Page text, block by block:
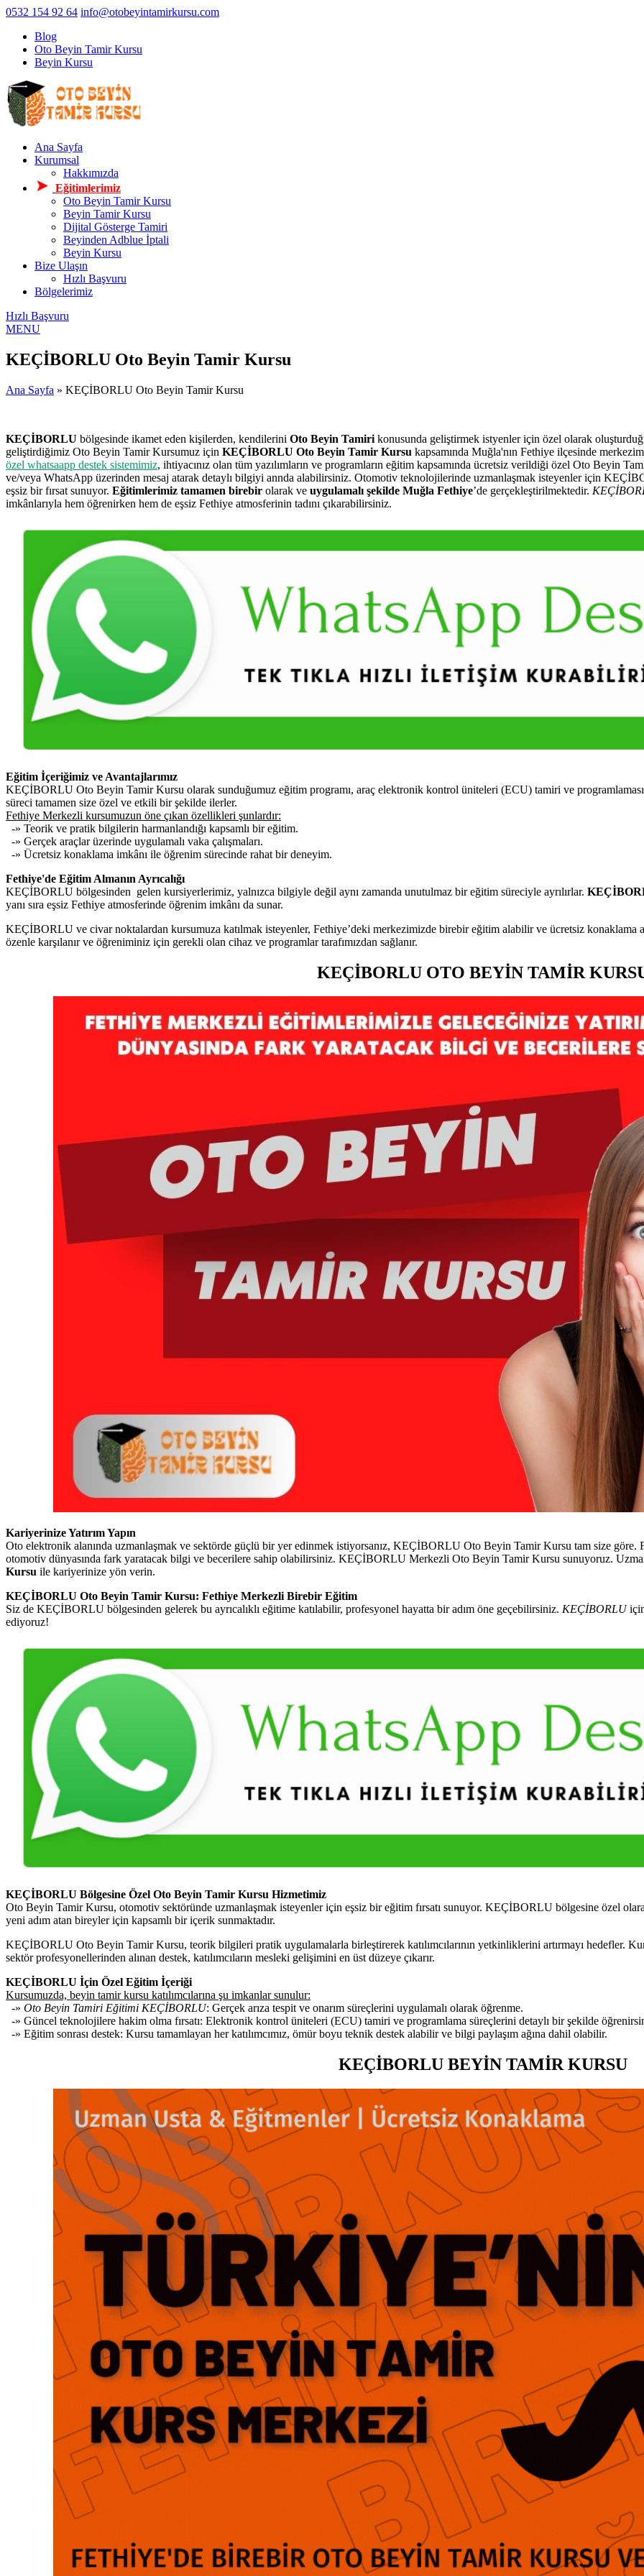
0532 154 92 64 info@otobeyintamirkursu.com
Blog
Oto Beyin Tamir Kursu
Beyin Kursu
Ana Sayfa
Kurumsal
Hakkımızda
Eğitimlerimiz
Oto Beyin Tamir Kursu
Beyin Tamir Kursu
Dijital Gösterge Tamiri
Beyinden Adblue İptali
Beyin Kursu
Bize Ulaşın
Hızlı Başvuru
Bölgelerimiz
Hızlı Başvuru
MENU
KEÇİBORLU Oto Beyin Tamir Kursu
Ana Sayfa » KEÇİBORLU Oto Beyin Tamir Kursu
KEÇİBORLU bölgesinde ikamet eden kişilerden, kendilerini Oto Beyin Tamiri konusunda geliştirmek istyenler için özel olarak
geliştirdiğimiz Oto Beyin Tamir Kursumuz için KEÇİBORLU Oto Beyin Tamir Kursu kapsamında Muğla'nın Fethiye ilçesinde
özel whatsaapp destek sistemimiz, ihtiyacınız olan tüm yazılımların ve programların eğitim kapsamında ücretsiz verildiği özel Oto Beyin
ve/veya WhatsApp üzerinden mesaj atarak detaylı bilgiyi annda alabilirsiniz. Otomotiv teknolojilerinde uzmanlaşmak isteyenler için
eşsiz bir fırsat sunuyor. Eğitimlerimiz tamamen birebir olarak ve uygulamalı şekilde Muğla Fethiye’de gerçekleştirilmektedir.
imkânlarıyla hem öğrenirken hem de eşsiz Fethiye atmosferinin tadını çıkarabilirsiniz.
Eğitim İçeriğimiz ve Avantajlarımız
KEÇİBORLU Oto Beyin Tamir Kursu olarak sunduğumuz eğitim programı, araç elektronik kontrol üniteleri (ECU) tamiri ve
süreci tamamen size özel ve etkili bir şekilde ilerler.
Fethiye Merkezli kursumuzun öne çıkan özellikleri şunlardır:
-» Teorik ve pratik bilgilerin harmanlandığı kapsamlı bir eğitim.
-» Gerçek araçlar üzerinde uygulamalı vaka çalışmaları.
-» Ücretsiz konaklama imkânı ile öğrenim sürecinde rahat bir deneyim.
Fethiye'de Eğitim Almanın Ayrıcalığı
KEÇİBORLU bölgesinden gelen kursiyerlerimiz, yalnızca bilgiyle değil aynı zamanda unutulmaz bir eğitim süreciyle ayrılırlar.
yanı sıra eşsiz Fethiye atmosferinde öğrenim imkânı da sunar.
KEÇİBORLU ve civar noktalardan kursumuza katılmak isteyenler, Fethiye’deki merkezimizde birebir eğitim alabilir ve ücretsiz konaklama
özenle karşılanır ve öğreniminiz için gerekli olan cihaz ve programlar tarafımızdan sağlanır.
KEÇİBORLU OTO BEYİN TAMİR
Kariyerinize Yatırım Yapın
Oto elektronik alanında uzmanlaşmak ve sektörde güçlü bir yer edinmek istiyorsanız, KEÇİBORLU Oto Beyin Tamir Kursu tam size göre.
otomotiv dünyasında fark yaratacak bilgi ve becerilere sahip olabilirsiniz. KEÇİBORLU Merkezli Oto Beyin Tamir Kursu sunuyoruz.
Kursu ile kariyerinize yön verin.
KEÇİBORLU Oto Beyin Tamir Kursu: Fethiye Merkezli Birebir Eğitim
Siz de KEÇİBORLU bölgesinden gelerek bu ayrıcalıklı eğitime katılabilir, profesyonel hayatta bir adım öne geçebilirsiniz. KEÇİBORLUiçin
ediyoruz!
KEÇİBORLU Bölgesine Özel Oto Beyin Tamir Kursu Hizmetimiz
Oto Beyin Tamir Kursu, otomotiv sektöründe uzmanlaşmak isteyenler için eşsiz bir eğitim fırsatı sunuyor. KEÇİBORLU bölgesine özel
yeni adım atan bireyler için kapsamlı bir içerik sunmaktadır.
KEÇİBORLU Oto Beyin Tamir Kursu, teorik bilgileri pratik uygulamalarla birleştirerek katılımcılarının yetkinliklerini artırmayı hedefler.
sektör profesyonellerinden alınan destek, katılımcıların mesleki gelişimini en üst düzeye çıkarır.
KEÇİBORLU İçin Özel Eğitim İçeriği
Kursumuzda, beyin tamir kursu katılımcılarına şu imkanlar sunulur:
-» Oto Beyin Tamiri Eğitimi KEÇİBORLU: Gerçek arıza tespit ve onarım süreçlerini uygulamalı olarak öğrenme.
-» Güncel teknolojilere hakim olma fırsatı: Elektronik kontrol üniteleri (ECU) tamiri ve programlama süreçlerini detaylı bir şekilde
-» Eğitim sonrası destek: Kursu tamamlayan her katılımcımız, ömür boyu teknik destek alabilir ve bilgi paylaşım ağına dahil olabilir.
KEÇİBORLU BEYİN TAMİR KURSU